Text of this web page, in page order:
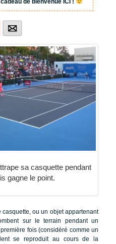
de bienvenue ICI !
sa casquette pendant
gagne le point.
ou un objet appartenant
sur le terrain pendant un
fois (considéré comme un
se reproduit au cours de la